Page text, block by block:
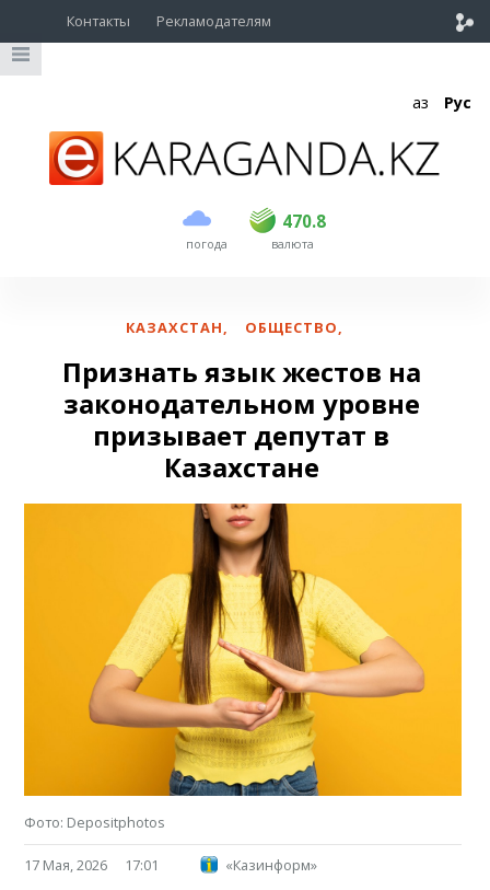
Контакты Рекламодателям
Қаз Рус
погода
470.8
USD 468.5 470.8
EUR валюта
КАЗАХСТАН, ОБЩЕСТВО,
Признать язык жестов на
законодательном уровне
призывает депутат в
Казахстане
Фото: Depositphotos
17 Мая, 2026 17:01 «Казинформ»